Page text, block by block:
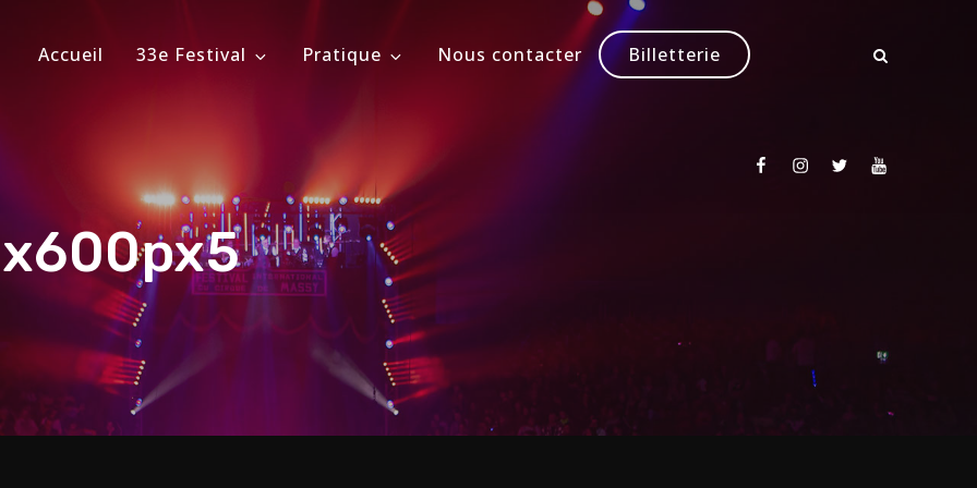
du Cirque de Massy
2026
Accueil 33e Festival Pratique Nous contacter Billetterie
Facebook
Instagram
TwitterYoutube